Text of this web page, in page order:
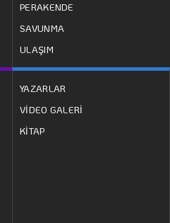
PERAKENDE
SAVUNMA
ULAŞIM
YAZARLAR
VİDEO GALERİ
KİTAP